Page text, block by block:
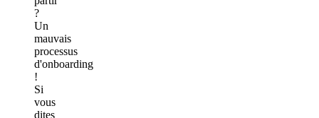
?
Un
mauvais
processus
d'onboarding
!
Si
vous
dites